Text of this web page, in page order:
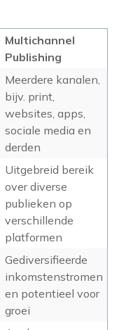
Multichannel
Publishing
Meerdere kanalen,
bijv. print,
websites, apps,
sociale media en
derden
Uitgebreid bereik
over diverse
publieken op
verschillende
platformen
Gediversifieerde
inkomstenstromen
en potentieel voor
groei